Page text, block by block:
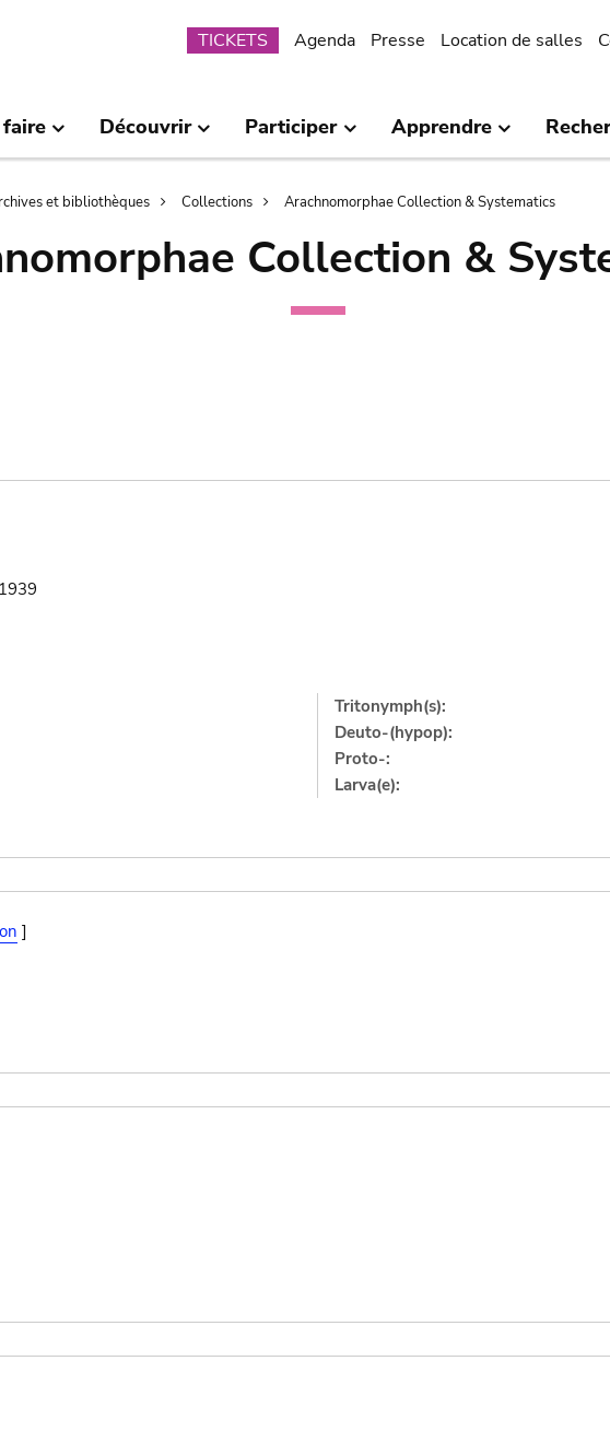
Submenu
TICKETS Agenda Presse Location de salles
Découvrir Participer Apprendre
et bibliothèques Collections Arachnomorphae Collection & Systematics
Collection &
Tritonymph(s):
Deuto-(hypop):
Proto-:
Larva(e):
]